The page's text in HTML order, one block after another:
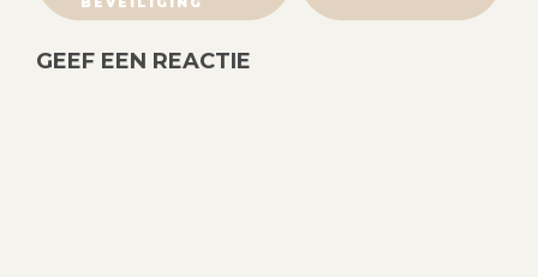
C
BEVEILIGING
GEEF EEN REACTIE